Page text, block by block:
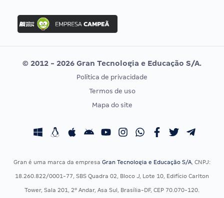
Concurso Ibama
Concurso MPU
Editais publicados
Vunesp
CONCURSOS POR PROFISSÃO
Concursos Fiscais
Concursos Saúde
EXAME DE ORDEM
Calendário OAB
© 2012 - 2026 Gran Tecnologia e Educação S/A.
Política de privacidade
Termos de uso
Mapa do site
Gran é uma marca da empresa Gran Tecnologia e Educação S/A, CNPJ:
18.260.822/0001-77, SBS Quadra 02, Bloco J, Lote 10, Edifício Carlton
Tower, Sala 201, 2º Andar, Asa Sul, Brasília-DF, CEP 70.070-120.